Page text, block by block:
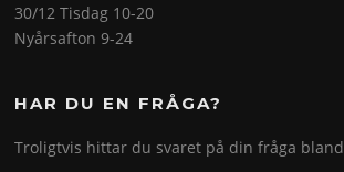
30/12 Tisdag 10-20
Nyårsafton 9-24
HAR DU EN FRÅGA?
Troligtvis hittar du svaret på din fråga bland